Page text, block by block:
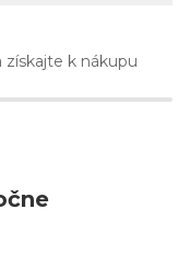
získajte k nákupu